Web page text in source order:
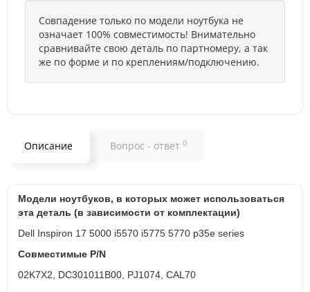
Совпадение только по модели ноутбука не
означает 100% совместимость! Внимательно
сравнивайте свою деталь по партномеру, а так
же по форме и по креплениям/подключению.
Описание Вопрос - ответ 0
Модели ноутбуков, в которых может использоваться
эта деталь (в зависимости от комплектации)
Dell Inspiron 17 5000 i5570 i5775 5770 p35e series
Совместимые P/N
02K7X2, DC301011B00, PJ1074, CAL70